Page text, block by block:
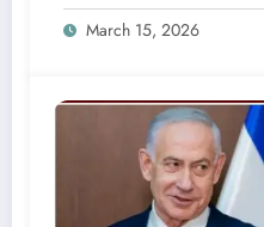
March 15, 2026